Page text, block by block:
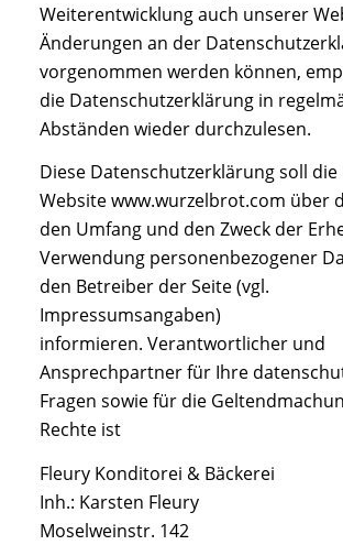
Weiterentwicklung auch unserer
Änderungen an der
vorgenommen werden können,
die Datenschutzerklärung in
Abständen wieder durchzulesen.
Diese Datenschutzerklärung soll
Website www.wurzelbrot.com über
den Umfang und den Zweck der
Verwendung personenbezogener
den Betreiber der Seite (vgl.
Impressumsangaben)
informieren. Verantwortlicher und
Ansprechpartner für Ihre
Fragen sowie für die
Rechte ist
Fleury Konditorei & Bäckerei
Inh.: Karsten Fleury
Moselweinstr. 142